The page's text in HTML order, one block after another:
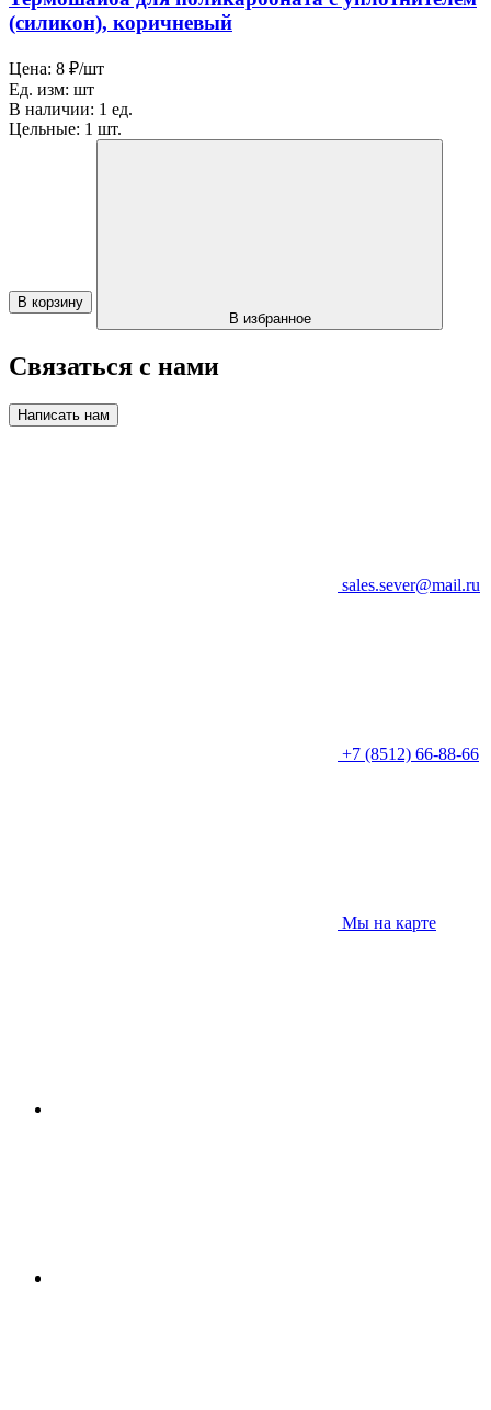
(силикон), коричневый
Цена: 8 ₽/шт
Ед. изм: шт
В наличии: 1 ед.
Цельные: 1 шт.
В корзину
В избранное
Связаться с нами
Написать нам
sales.sever@mail.ru
+7 (8512) 66-88-66
Мы на карте